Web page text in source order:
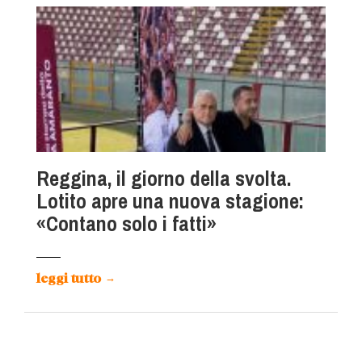
Reggina, il giorno della svolta.
Lotito apre una nuova stagione:
«Contano solo i fatti»
leggi tutto →